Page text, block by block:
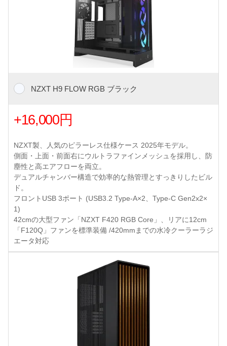
NZXT H9 FLOW RGB ブラック
+16,000円
NZXT製、人気のピラーレス仕様ケース 2025年モデル。
側面・上面・前面右にウルトラファインメッシュを採用し、防
塵性と高エアフローを両立。
デュアルチャンバー構造で効率的な熱管理とすっきりしたビル
ド。
フロントUSB 3ポート (USB3.2 Type-A×2、Type-C Gen2x2×
1)
42cmの大型ファン「NZXT F420 RGB Core」、リアに12cm
「F120Q」ファンを標準装備 /420mmまでの水冷クーラーラジ
エータ対応